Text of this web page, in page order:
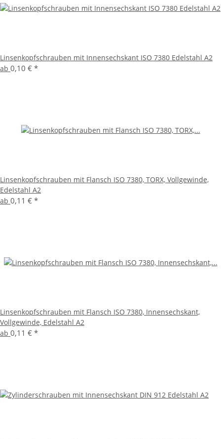
Linsenkopfschrauben mit Innensechskant ISO 7380 Edelstahl A2
ab 0,10 € *
Linsenkopfschrauben mit Flansch ISO 7380, TORX, Vollgewinde,
Edelstahl A2
ab 0,11 € *
Linsenkopfschrauben mit Flansch ISO 7380, Innensechskant,
Vollgewinde, Edelstahl A2
ab 0,11 € *